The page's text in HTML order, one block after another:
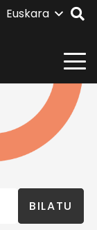
Euskara
BILATU